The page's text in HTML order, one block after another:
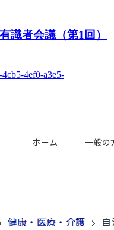
識者会議（第1回）
4ef0-a3e5-